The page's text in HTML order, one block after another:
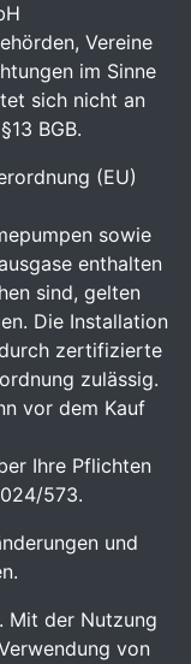
Vereine
im Sinne
sich nicht an
BGB.
(EU)
sowie
enthalten
sind, gelten
Die Installation
zertifizierte
zulässig.
vor dem Kauf
Ihre Pflichten
573.
und
Mit der Nutzung
von